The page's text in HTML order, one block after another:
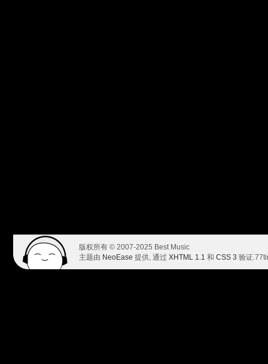
版权所有 © 2007-2025 Best Music
主题由 NeoEase 提供, 通过 XHTML 1.1 和 CSS 3 验证.